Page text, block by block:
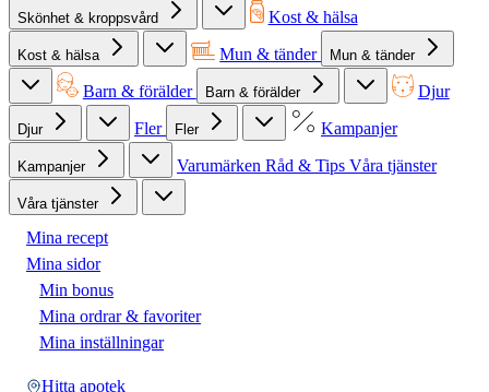
Skönhet & kroppsvård Kost & hälsa
Kost & hälsa Mun & tänder Mun & tänder
Barn & förälder Barn & förälder Djur
Djur Fler Fler Kampanjer
Kampanjer Varumärken Råd & Tips Våra tjänster
Våra tjänster
Mina recept
Mina sidor
Min bonus
Mina ordrar & favoriter
Mina inställningar
Hitta apotek